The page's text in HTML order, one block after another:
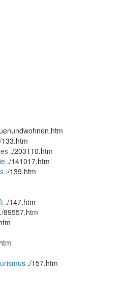
/133.htm
./203110.htm
./141017.htm
./139.htm
./147.htm
./89557.htm
./157.htm